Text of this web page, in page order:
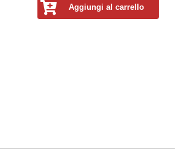
Aggiungi al carrello